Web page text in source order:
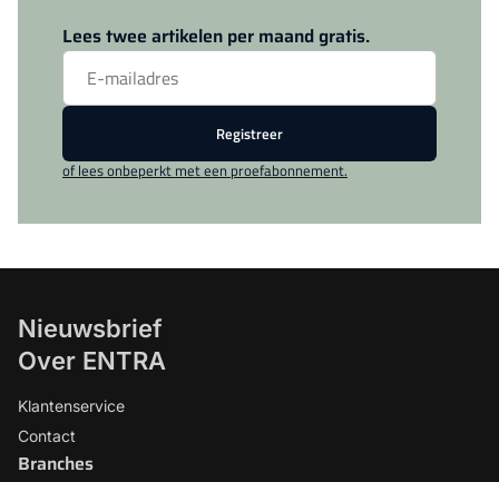
Lees twee artikelen per maand gratis.
Registreer
of lees onbeperkt met een proefabonnement.
Nieuwsbrief
Over ENTRA
Klantenservice
Contact
Branches